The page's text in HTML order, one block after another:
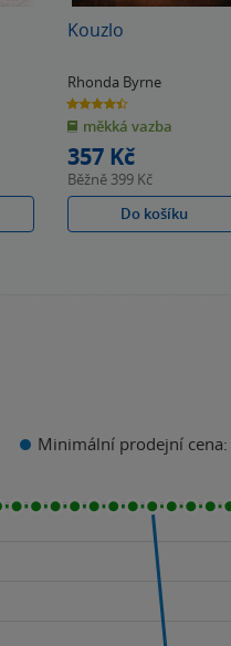
Kouzlo
Rhonda Byrne
4.4
z
5
hvězdiček
měkká vazba
357 Kč
Běžně 399 Kč
Do košíku
Minimální prodejní cena: